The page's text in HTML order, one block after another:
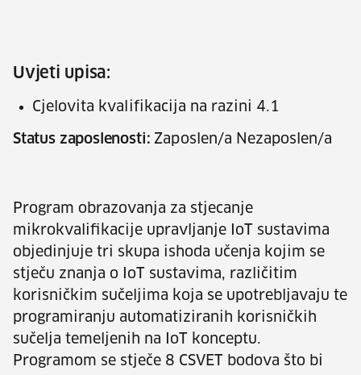
Uvjeti upisa:
Cjelovita kvalifikacija na razini 4.1
Status zaposlenosti: Zaposlen/a Nezaposlen/a
Program obrazovanja za stjecanje
mikrokvalifikacije upravljanje IoT sustavima
objedinjuje tri skupa ishoda učenja kojim se
stječu znanja o IoT sustavima, različitim
korisničkim sučeljima koja se upotrebljavaju te
programiranju automatiziranih korisničkih
sučelja temeljenih na IoT konceptu.
Programom se stječe 8 CSVET bodova što bi